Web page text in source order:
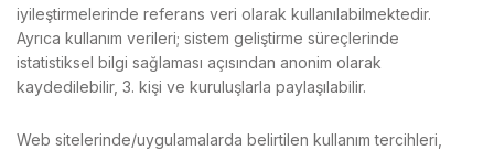
iyileştirmelerinde referans veri olarak kullanılabilmektedir.
Ayrıca kullanım verileri; sistem geliştirme süreçlerinde
istatistiksel bilgi sağlaması açısından anonim olarak
kaydedilebilir, 3. kişi ve kuruluşlarla paylaşılabilir.
Web sitelerinde/uygulamalarda belirtilen kullanım tercihleri,